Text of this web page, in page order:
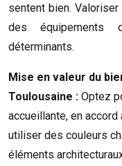
sentent bien.
des équipements
déterminants.
Mise en valeur du
Toulousaine : Optez
accueillante, en
utiliser des couleurs
éléments